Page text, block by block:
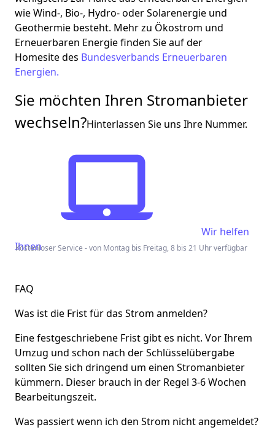
wie Wind-, Bio-, Hydro- oder Solarenergie und
Geothermie besteht. Mehr zu Ökostrom und
Erneuerbaren Energie finden Sie auf der
Homesitedes Bundesverbands Erneuerbaren
Energien.
Sie möchten Ihren Stromanbieter
wechseln?Hinterlassen Sie uns Ihre Nummer.
Wir helfen
Ihnen
Kostenloser Service - von Montag bis Freitag, 8 bis 21 Uhr verfügbar
FAQ
Was ist die Frist für das Strom anmelden?
Eine festgeschriebene Frist gibt es nicht. Vor Ihrem
Umzug und schon nach der Schlüsselübergabe
sollten Sie sich dringend um einen Stromanbieter
kümmern. Dieser brauch in der Regel 3-6 Wochen
Bearbeitungszeit.
Was passiert wenn ich den Strom nicht angemeldet?